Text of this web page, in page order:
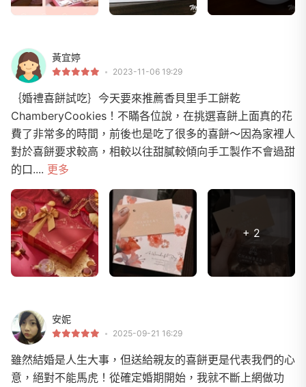
黃宜婷
2023-11-06 19:29
｛婚禮喜餅試吃｝今天要來推薦香貝里手工餅乾
ChamberyCookies！不瞞各位說，在挑選喜餅上面真的花
費了非常多的時間，前後也是吃了很多的喜餅～因為家裡人
對於喜餅要求較高，相較以往甜膩較傾向手工製作不會過甜
的口.... 更多
+ 2
安妮
2025-09-21 16:29
雖然結婚是人生大事，但送給親友的喜餅更是代表我們的心
意，絕對不能馬虎！從確定婚期開始，我就不斷上網做功